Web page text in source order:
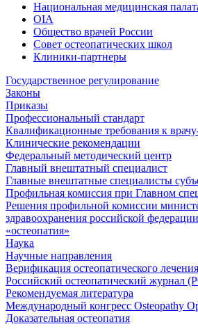
Национальная медицинская
OIA
Общество врачей России
Совет остеопатических школ
Клиники-партнеры
Государственное регулирование
Законы
Приказы
Профессиональный стандарт
Квалификационные требования к
Клинические рекомендации
Федеральный методический центр
Главный внештатный специалист
Главные внештатные специалисты
Профильная комиссия при Главном
Решения профильной комиссии
здравоохранения российской
«остеопатия»
Наука
Научные направления
Верификация остеопатического лечения
Российский остеопатический журнал
Рекомендуемая литература
Международный конгресс Osteopathy
Доказательная остеопатия